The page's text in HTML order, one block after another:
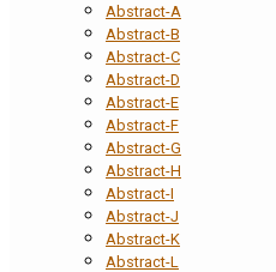
Abstract-A
Abstract-B
Abstract-C
Abstract-D
Abstract-E
Abstract-F
Abstract-G
Abstract-H
Abstract-I
Abstract-J
Abstract-K
Abstract-L